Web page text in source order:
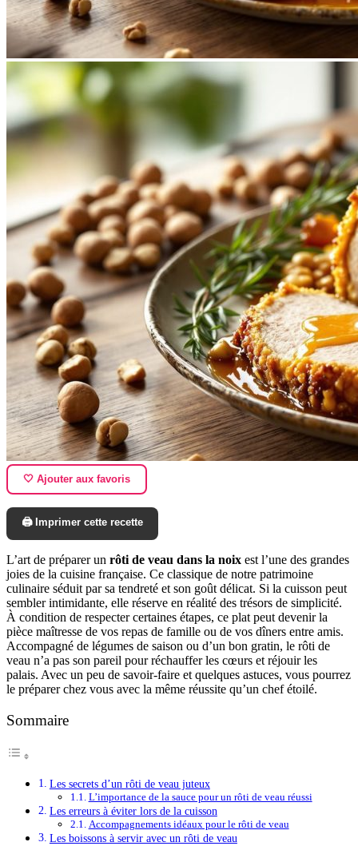
🤍 Ajouter aux favoris
🖨️ Imprimer cette recette
L’art de préparer un rôti de veau dans la noix est l’une des grandes
joies de la cuisine française. Ce classique de notre patrimoine
culinaire séduit par sa tendreté et son goût délicat. Si la cuisson peut
sembler intimidante, elle réserve en réalité des trésors de simplicité.
À condition de respecter certaines étapes, ce plat peut devenir la
pièce maîtresse de vos repas de famille ou de vos dîners entre amis.
Accompagné de légumes de saison ou d’un bon gratin, le rôti de
veau n’a pas son pareil pour réchauffer les cœurs et réjouir les
palais. Avec un peu de savoir-faire et quelques astuces, vous pourrez
le préparer chez vous avec la même réussite qu’un chef étoilé.
Sommaire
Les secrets d’un rôti de veau juteux
L’importance de la sauce pour un rôti de veau réussi
Les erreurs à éviter lors de la cuisson
Accompagnements idéaux pour le rôti de veau
Les boissons à servir avec un rôti de veau